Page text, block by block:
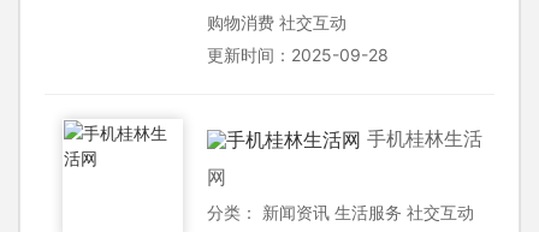
购物消费 社交互动
更新时间：2025-09-28
手机桂林生活
网
分类： 新闻资讯 生活服务 社交互动